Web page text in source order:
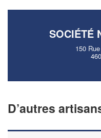
SOCIÉTÉ
150
D’autres